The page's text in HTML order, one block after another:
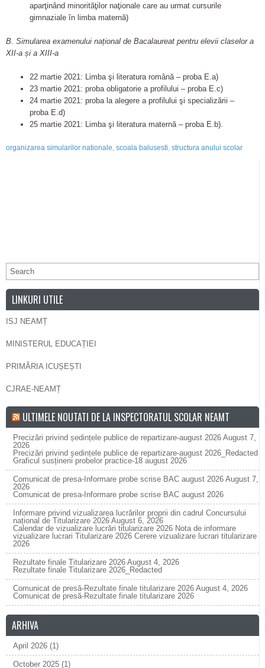
aparţinând minorităţilor naţionale care au urmat cursurile
gimnaziale în limba maternă)
B. Simularea examenului național de Bacalaureat pentru elevii claselor a
XII-a și a XIII-a
22 martie 2021: Limba şi literatura română – proba E.a)
23 martie 2021: proba obligatorie a profilului – proba E.c)
24 martie 2021: proba la alegere a profilului şi specializării –
proba E.d)
25 martie 2021: Limba şi literatura maternă – proba E.b).
organizarea simularilor nationale, scoala balusesti, structura anului scolar
LINKURI UTILE
ISJ NEAMȚ
MINISTERUL EDUCAȚIEI
PRIMĂRIA ICUȘEȘTI
CJRAE-NEAMȚ
ULTIMELE NOUTATI DE LA INSPECTORATUL SCOLAR NEAMT
Precizări privind ședințele publice de repartizare-august 2026 August 7,
2026
Precizări privind ședințele publice de repartizare-august 2026_Redacted
Graficul susținerii probelor practice-18 august 2026
Comunicat de presa-Informare probe scrise BAC august 2026 August 7,
2026
Comunicat de presa-Informare probe scrise BAC august 2026
Informare privind vizualizarea lucrărilor proprii din cadrul Concursului
național de Titularizare 2026 August 6, 2026
Calendar de vizualizare lucrări titularizare 2026 Nota de informare
vizualizare lucrari Titularizare 2026 Cerere vizualizare lucrari titularizare
2026
Rezultate finale Titularizare 2026 August 4, 2026
Rezultate finale Titularizare 2026_Redacted
Comunicat de presă-Rezultate finale titularizare 2026 August 4, 2026
Comunicat de presă-Rezultate finale titularizare 2026
ARHIVA
April 2026 (1)
October 2025 (1)